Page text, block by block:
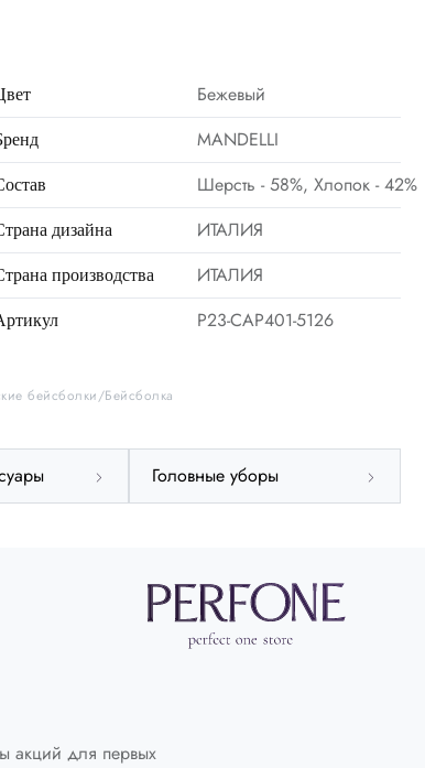
Бежевый
MANDELLI
Шерсть - 58%, Хлопок - 42%
дизайна ИТАЛИЯ
производства ИТАЛИЯ
P23-CAP401-5126
бейсболки Бейсболка
Головные уборы
акций для первых